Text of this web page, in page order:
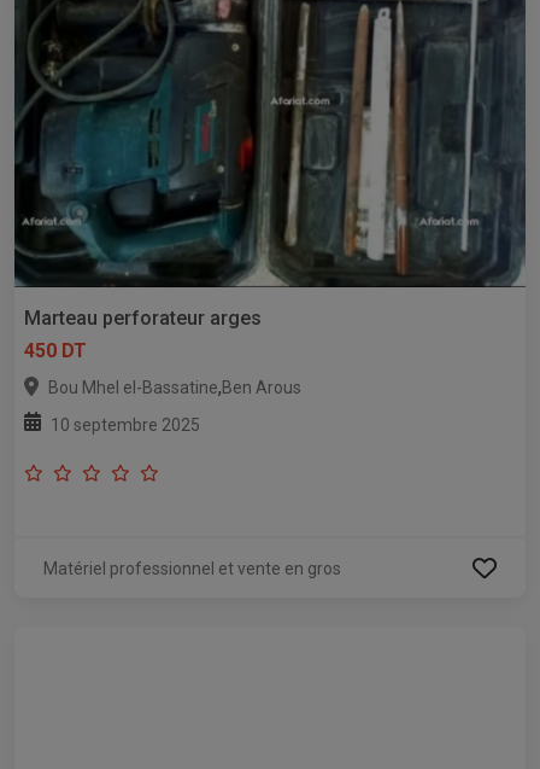
Marteau perforateur arges
450 DT
Bou Mhel el-Bassatine,Ben Arous
10 septembre 2025
Matériel professionnel et vente en gros